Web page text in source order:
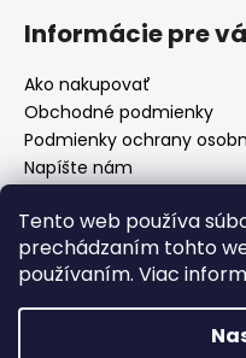
Tento web používa
prechádzaním tohto
používaním. Viac
Informácie pre
Ako nakupovať
Obchodné podmienky
Podmienky ochrany
Napíšte nám